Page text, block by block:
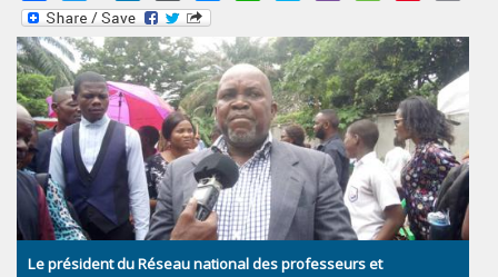
Le président du Réseau national des professeurs et